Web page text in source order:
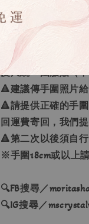
右撇子水晶要戴左
在手鍊想配戴的位子
（不要太上面也不
（如沒有配戴其他
皮尺繞一圈服貼（
🔺建議傳手圍照片
🔺請提供正確的手
回運費寄回，我們
🔺第二次以後須自
※手圍18cm或以上
🔍FB搜尋／
🔍IG搜尋／